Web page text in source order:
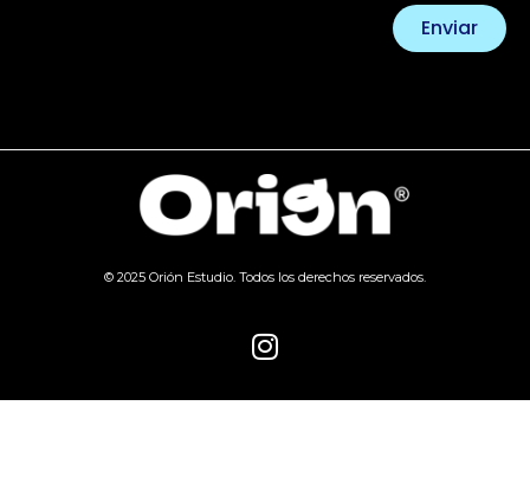
Enviar
© 2025 Orión Estudio. Todos los derechos reservados.